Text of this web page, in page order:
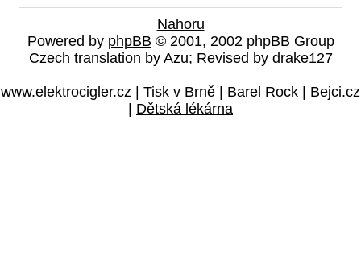
Nahoru
Powered by phpBB © 2001, 2002 phpBB Group
Czech translation by Azu; Revised by drake127
www.elektrocigler.cz Tisk v Brně Barel Rock
Bejci.cz
Dětská lékárna